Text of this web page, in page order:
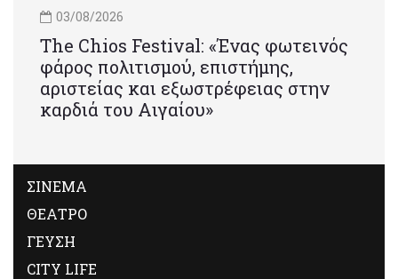
03/08/2026
Τhe Chios Festival: «Ένας φωτεινός
φάρος πολιτισμού, επιστήμης,
αριστείας και εξωστρέφειας στην
καρδιά του Αιγαίου»
ΣΙΝΕΜΑ
ΘΕΑΤΡΟ
ΓΕΥΣΗ
CITY LIFE